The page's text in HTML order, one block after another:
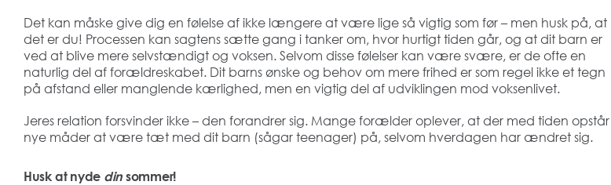
Det kan måske give dig en følelse af ikke længere at være lige så vigtig som før – men husk på, at
det er du! Processen kan sagtens sætte gang i tanker om, hvor hurtigt tiden går, og at dit barn er
ved at blive mere selvstændigt og voksen. Selvom disse følelser kan være svære, er de ofte en
naturlig del af forældreskabet. Dit barns ønske og behov om mere frihed er som regel ikke et tegn
på afstand eller manglende kærlighed, men en vigtig del af udviklingen mod voksenlivet.
Jeres relation forsvinder ikke – den forandrer sig. Mange forælder oplever, at der med tiden opstår
nye måder at være tæt med dit barn (sågar teenager) på, selvom hverdagen har ændret sig.
Husk at nyde din sommer!